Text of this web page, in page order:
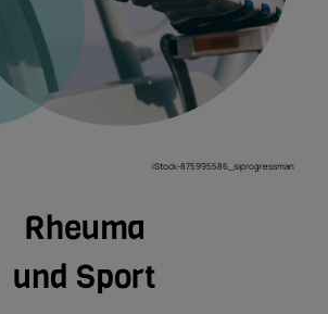
iStock-875995586_siprogressman
Rheuma
und Sport